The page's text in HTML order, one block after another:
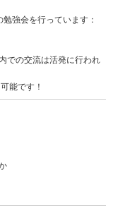
強会を行っています：
での交流は活発に行われ
能です！